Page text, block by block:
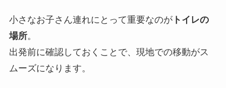
小さなお子さん連れにとって重要なのがトイレの
場所。
出発前に確認しておくことで、現地での移動がス
ムーズになります。